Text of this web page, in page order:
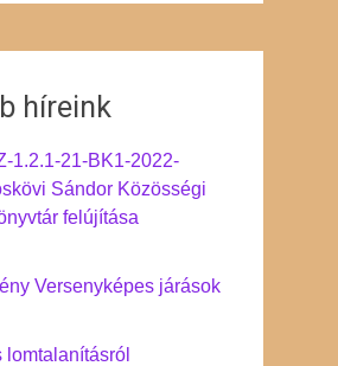
híreink
1.2.1-21-BK1-2022-
Sándor Közösségi
felújítása
Versenyképes járások